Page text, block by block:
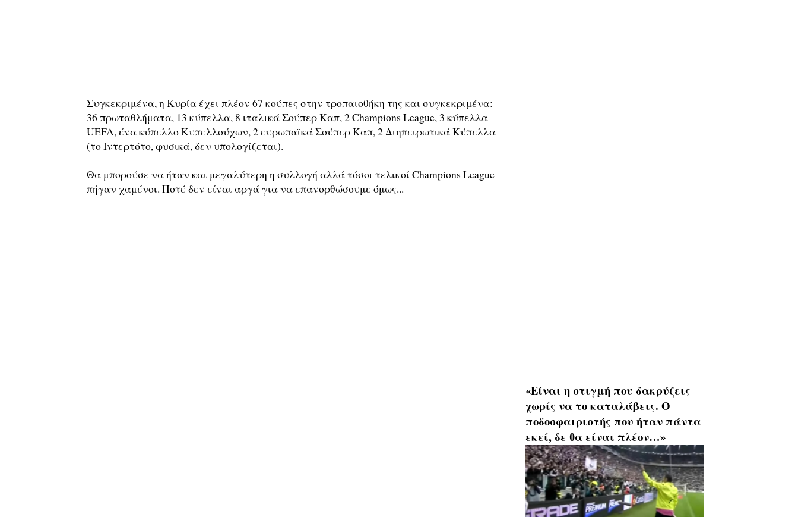
Συγκεκριμένα, η Κυρία έχει πλέον 67 κούπες στην τροπαιοθήκη της και συγκεκριμένα:
36 πρωταθλήματα, 13 κύπελλα, 8 ιταλικά Σούπερ Καπ, 2 Champions League, 3 κύπελλα
UEFA, ένα κύπελλο Κυπελλούχων, 2 ευρωπαϊκά Σούπερ Καπ, 2 Διηπειρωτικά Κύπελλα
(το Ιντερτότο, φυσικά, δεν υπολογίζεται).
Θα μπορούσε να ήταν και μεγαλύτερη η συλλογή αλλά τόσοι τελικοί Champions League
πήγαν χαμένοι. Ποτέ δεν είναι αργά για να επανορθώσουμε όμως...
«Είναι η στιγμή που δακρύζεις
χωρίς να το καταλάβεις. Ο
ποδοσφαιριστής που ήταν πάντα
εκεί, δε θα είναι πλέον…»